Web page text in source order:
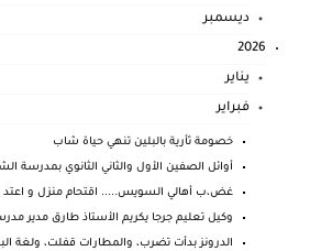
ديسمبر
2026
يناير
فبراير
خصومة ثأرية بالبلين تنهي حياة شاب
أوائل الصفين الأول والثاني الثانوي بمدرسة
غض،ب أهالي السويس..... اقتحام منزل و
وكيل تعليم جرجا يكريم الأستاذ طارق مدير
الدرونز بدأت تضرب، والمطارات قفلت، ولغة